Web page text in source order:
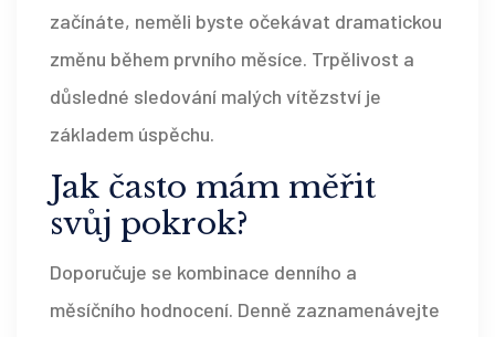
začínáte, neměli byste očekávat dramatickou
změnu během prvního měsíce. Trpělivost a
důsledné sledování malých vítězství je
základem úspěchu.
Jak často mám měřit
svůj pokrok?
Doporučuje se kombinace denního a
měsíčního hodnocení. Denně zaznamenávejte